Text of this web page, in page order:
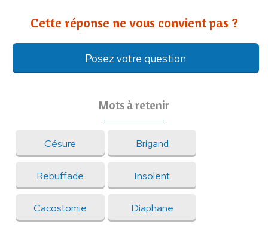
Cette réponse ne vous convient pas ?
Posez votre question
Mots à retenir
Césure Brigand
Rebuffade Insolent
Cacostomie Diaphane